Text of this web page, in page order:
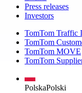
Press releases
Investors
TomTom Traffic
TomTom
TomTom MOVE
TomTom
PolskaPolski